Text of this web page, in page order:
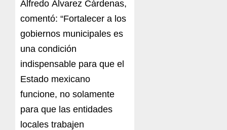
Alfredo Álvarez Cárdenas,
comentó: “Fortalecer a los
gobiernos municipales es
una condición
indispensable para que el
Estado mexicano
funcione, no solamente
para que las entidades
locales trabajen